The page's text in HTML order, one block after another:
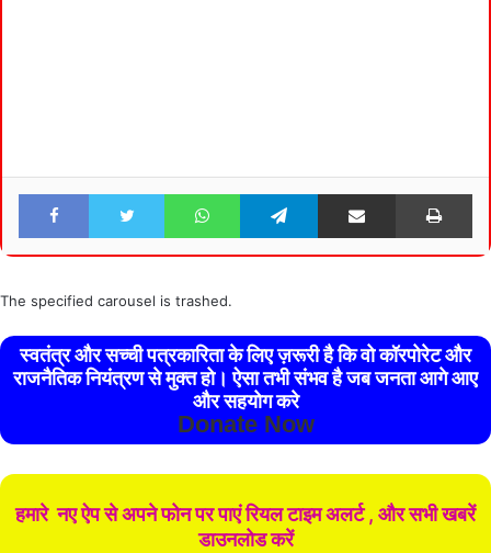
Facebook Twitter WhatsApp Telegram Share via Email
The specified carousel is trashed.
स्वतंत्र और सच्ची पत्रकारिता के लिए ज़रूरी है कि वो कॉरपोरेट और
राजनैतिक नियंत्रण से मुक्त हो। ऐसा तभी संभव है जब जनता आगे आए
और सहयोग करे
Donate Now
हमारे नए ऐप से अपने फोन पर पाएं रियल टाइम अलर्ट , और सभी खबरें
डाउनलोड करें